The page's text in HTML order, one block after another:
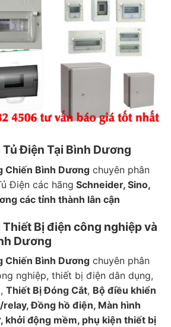
Tủ Điện Tại Bình Dương
Chiến Bình Dương chuyên phân
Điện các hãng Schneider, Sino,
các tỉnh thành lân cận
Thiết Bị điện công nghiệp và
Dương
Chiến Bình Dương chuyên phân
nghiệp, thiết bị điện dân dụng,
Thiết Bị Đóng Cắt, Bộ điều khiển
relay, Đồng hồ điện, Màn hình
khởi động mềm, phụ kiện thiết bị